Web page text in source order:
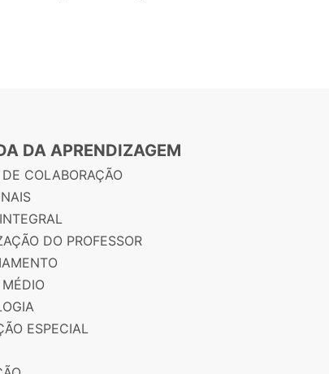
DA APRENDIZAGEM
DE COLABORAÇÃO
DO PROFESSOR
ESPECIAL